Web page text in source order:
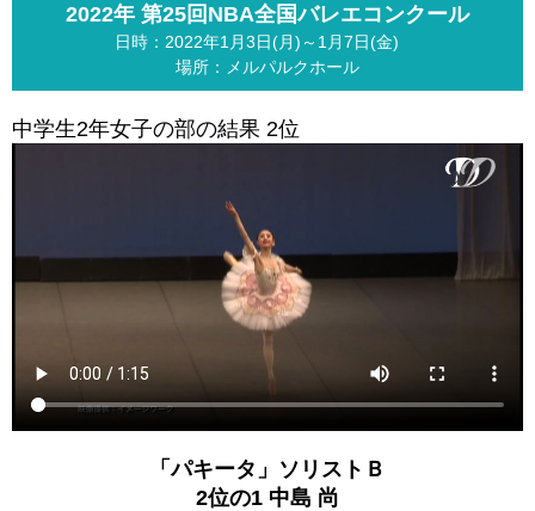
2022年 第25回NBA全国バレエコンクール
日時：2022年1月3日(月)～1月7日(金)
場所：メルパルクホール
中学生2年女子の部の結果 2位
「パキータ」ソリストＢ
2位の1 中島 尚